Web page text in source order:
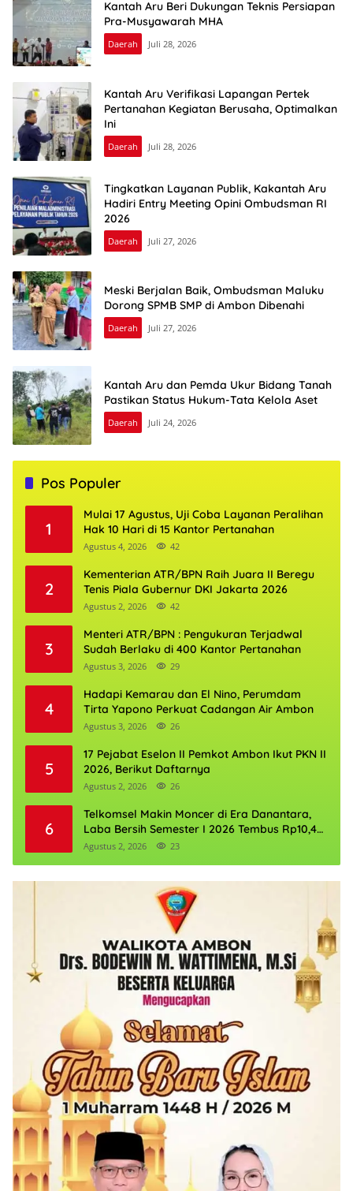
Kantah Aru Beri Dukungan Teknis Persiapan
Pra-Musyawarah MHA
Daerah Juli 28, 2026
Kantah Aru Verifikasi Lapangan Pertek
Pertanahan Kegiatan Berusaha, Optimalkan
Ini
Daerah Juli 28, 2026
Tingkatkan Layanan Publik, Kakantah Aru
Hadiri Entry Meeting Opini Ombudsman RI
2026
Daerah Juli 27, 2026
Meski Berjalan Baik, Ombudsman Maluku
Dorong SPMB SMP di Ambon Dibenahi
Daerah Juli 27, 2026
Kantah Aru dan Pemda Ukur Bidang Tanah
Pastikan Status Hukum-Tata Kelola Aset
Daerah Juli 24, 2026
Pos Populer
1
Mulai 17 Agustus, Uji Coba Layanan Peralihan
Hak 10 Hari di 15 Kantor Pertanahan
Agustus 4, 2026 42
2
Kementerian ATR/BPN Raih Juara II Beregu
Tenis Piala Gubernur DKI Jakarta 2026
Agustus 2, 2026 42
3
Menteri ATR/BPN : Pengukuran Terjadwal
Sudah Berlaku di 400 Kantor Pertanahan
Agustus 3, 2026 29
4
Hadapi Kemarau dan El Nino, Perumdam
Tirta Yapono Perkuat Cadangan Air Ambon
Agustus 3, 2026 26
5
17 Pejabat Eselon II Pemkot Ambon Ikut PKN II
2026, Berikut Daftarnya
Agustus 2, 2026 26
6
Telkomsel Makin Moncer di Era Danantara,
Laba Bersih Semester I 2026 Tembus Rp10,4
Triliun
Agustus 2, 2026 23